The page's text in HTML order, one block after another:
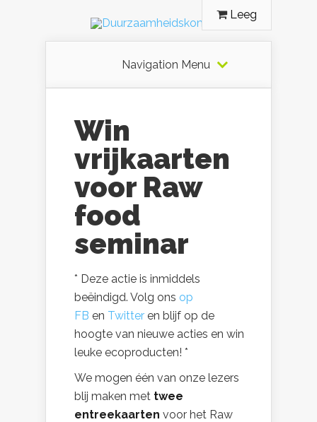
Leeg
Navigation Menu
Win
vrijkaarten
voor Raw
food
seminar
* Deze actie is inmiddels
beëindigd. Volg ons op
FB en Twitter en blijf op de
hoogte van nieuwe acties en win
leuke ecoproducten! *
We mogen één van onze lezers
blij maken met twee
entreekaarten voor het Raw